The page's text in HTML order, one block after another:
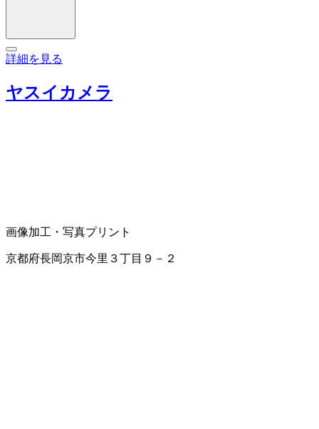
詳細を見る
ヤスイカメラ
画像加工・写真プリント
京都府長岡京市今里３丁目９－２